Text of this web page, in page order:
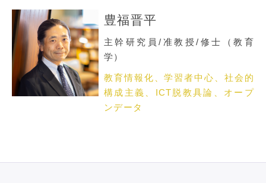
豊福晋平
主幹研究員/准教授/修士（教育
学）
教育情報化、学習者中心、社会的
構成主義、ICT脱教具論、オープ
ンデータ